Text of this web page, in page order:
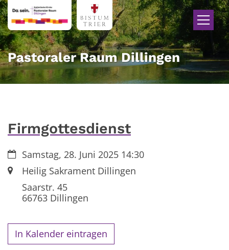
Zum Inhalt springen
Pastoraler Raum Dillingen
Firmgottesdienst
Datum:Samstag, 28. Juni 2025 14:30
Ort:Heilig Sakrament Dillingen
Saarstr. 45
66763Dillingen
In Kalender eintragen